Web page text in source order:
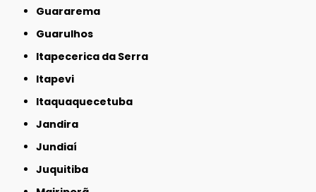
Guararema
Guarulhos
Itapecerica da Serra
Itapevi
Itaquaquecetuba
Jandira
Jundiaí
Juquitiba